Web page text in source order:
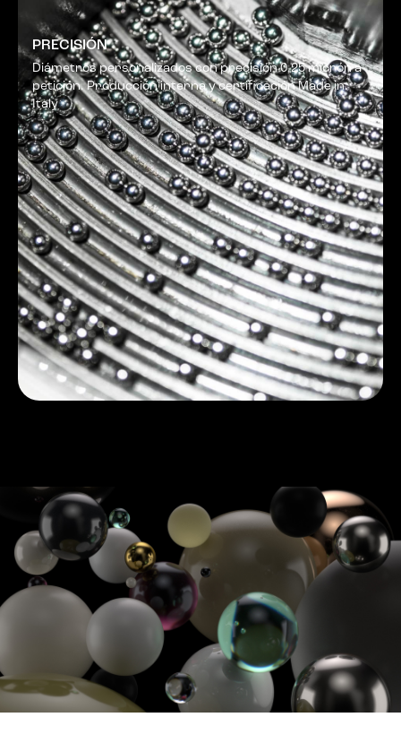
PRECISIÓN
Diámetros personalizados con precisión 0,25 micrón a
petición. Producción interna y certificación Made in
Italy